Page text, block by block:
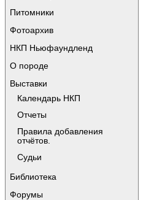
Питомники
Фотоархив
НКП Ньюфаундленд
О породе
Выставки
Календарь НКП
Отчеты
Правила добавления
отчётов.
Судьи
Библиотека
Форумы